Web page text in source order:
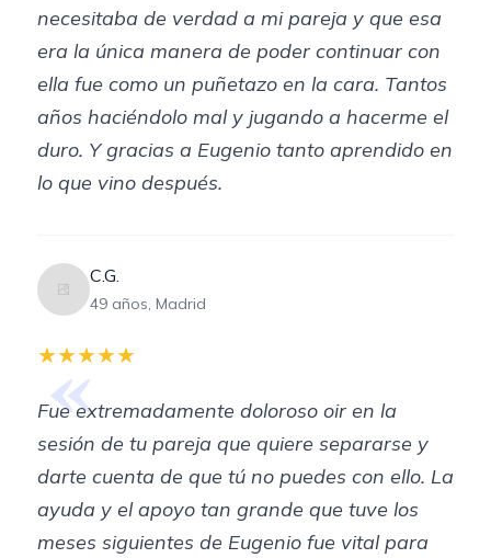
necesitaba de verdad a mi pareja y que esa
era la única manera de poder continuar con
ella fue como un puñetazo en la cara. Tantos
años haciéndolo mal y jugando a hacerme el
duro. Y gracias a Eugenio tanto aprendido en
lo que vino después.
C.G.
49 años, Madrid
«
★★★★★
Fue extremadamente doloroso oir en la
sesión de tu pareja que quiere separarse y
darte cuenta de que tú no puedes con ello. La
ayuda y el apoyo tan grande que tuve los
meses siguientes de Eugenio fue vital para